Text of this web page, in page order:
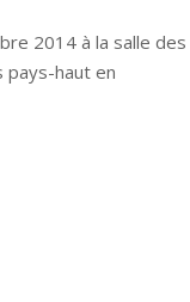
2014 à la salle des
pays-haut en